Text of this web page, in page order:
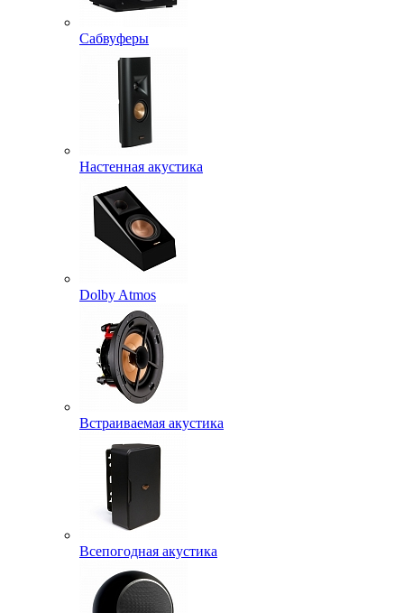
Сабвуферы
Настенная акустика
Dolby Atmos
Встраиваемая акустика
Всепогодная акустика